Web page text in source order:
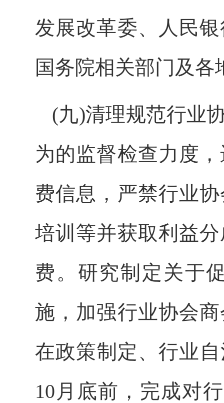
发展改革委、人民
国务院相关部门及
(九)清理规范行业
为的监督检查力度
费信息，严禁行业
培训等并获取利益
费。研究制定关于
施，加强行业协会
在政策制定、行业
10月底前，完成对